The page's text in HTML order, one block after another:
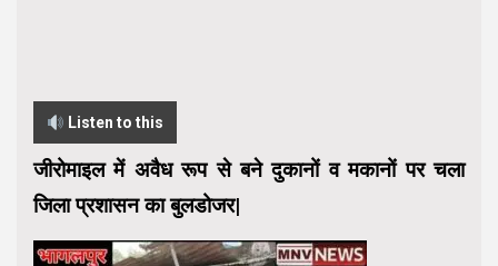
Listen to this
जीरोमाइल में अवैध रूप से बने दुकानों व मकानों पर चला
जिला प्रशासन का बुलडोजर|